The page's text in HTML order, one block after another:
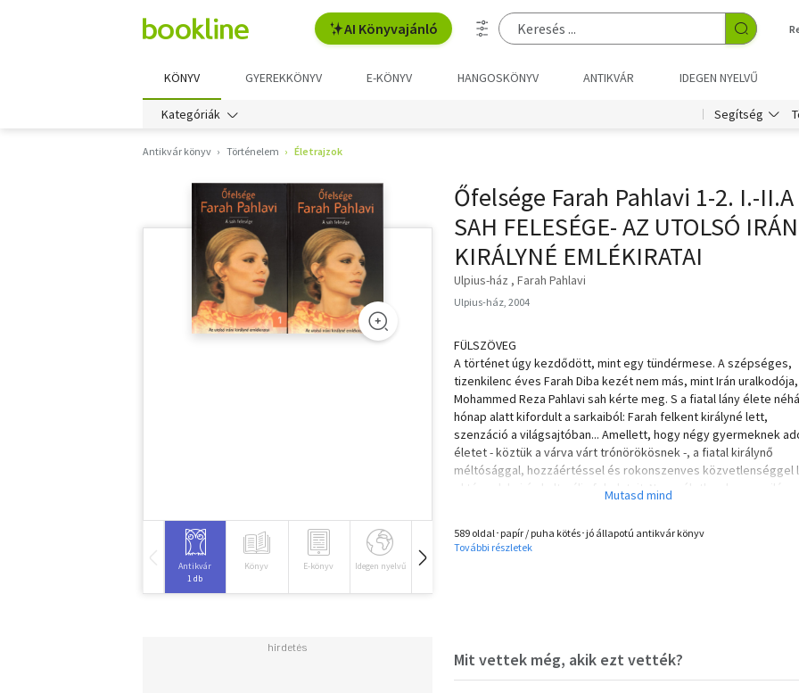
AI Könyvajánló
KÖNYV GYEREKKÖNYV E-KÖNYV HANGOSKÖNYV ANTIKVÁR IDEGEN NYELVŰ
Kategóriák Segítség
Antikvár könyv Történelem Életrajzok
Antikvár
1 db
Könyv E-könyv Idegen nyelvű Hangoskönyv
Őfelsége Farah Pahlavi 1-2. I.-II.A
SAH FELESÉGE- AZ UTOLSÓ
KIRÁLYNÉ EMLÉKIRATAI
Ulpius-ház Farah Pahlavi
Ulpius-ház, 2004
FÜLSZÖVEG
A történet úgy kezdődött, mint egy tündérmese. A szépséges,
tizenkilenc éves Farah Diba kezét nem más, mint Irán uralkodója,
Mohammed Reza Pahlavi sah kérte meg. S a fiatal lány élete
hónap alatt kifordult a sarkaiból: Farah felkent királyné lett,
szenzáció a világsajtóban... Amellett, hogy négy gyermeknek
életet - köztük a várva várt trónörökösnek -, a fiatal királynő
méltósággal, hozzáértéssel és rokonszenves közvetlenséggel
el társadalmi és kulturális feladatait. Nem véletlen, hogy a világ
család fordulatos, kalandos bolyongása a világban... És most
589 oldal･papír / puha kötés･jó állapotú antikvár könyv
További részletek
Mit vettek még, akik ezt vették?